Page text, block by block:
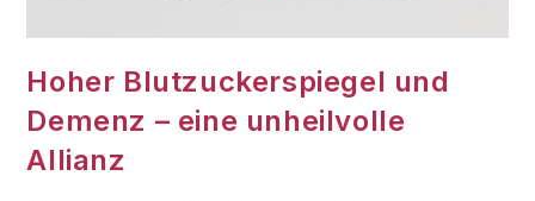
Hoher Blutzuckerspiegel und
Demenz – eine unheilvolle
Allianz